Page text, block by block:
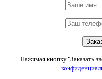
Нажимая кнопку "Заказать